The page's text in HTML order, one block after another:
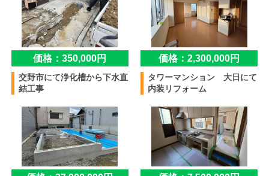
価格：350,000円
交野市にて浄化槽から下水直
結工事
価格：2,300,000円
タワーマンション 大日にて
内装リフォーム